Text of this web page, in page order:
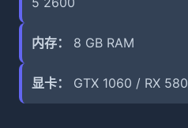
内存： 8 GB RAM
显卡： GTX 1060 / RX 580